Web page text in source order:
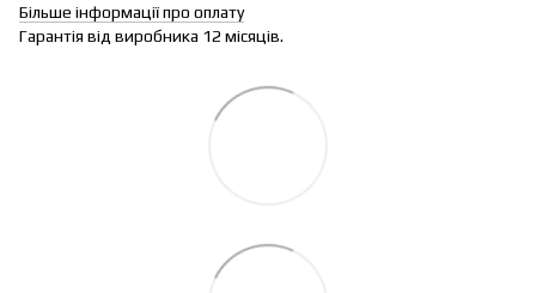
Більше інформації про оплату
Гарантія від виробника 12 місяців.